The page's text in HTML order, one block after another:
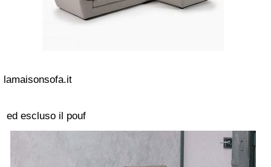
lamaisonsofa.it
ed escluso il pouf